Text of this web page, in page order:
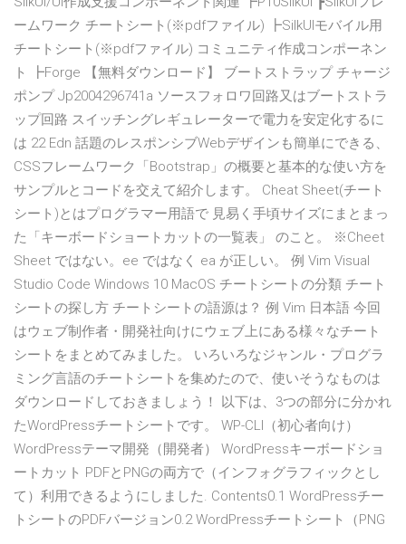
ームワーク チートシート(※pdfファイル) ┣SilkUIモバイル用
チートシート(※pdfファイル) コミュニティ作成コンポーネン
ト ┣Forge 【無料ダウンロード】 ブートストラップ チャージ
ポンプ Jp2004296741a ソースフォロワ回路又はブートストラ
ップ回路 スイッチングレギュレーターで電力を安定化するに
は 22 Edn 話題のレスポンシブWebデザインも簡単にできる、
CSSフレームワーク「Bootstrap」の概要と基本的な使い方を
サンプルとコードを交えて紹介します。 Cheat Sheet(チート
シート)とはプログラマー用語で 見易く手頃サイズにまとまっ
た「キーボードショートカットの一覧表」 のこと。 ※Cheet
Sheet ではない。ee ではなく ea が正しい。 例 Vim Visual
Studio Code Windows 10 MacOS チートシートの分類 チート
シートの探し方 チートシートの語源は？ 例 Vim 日本語 今回
はウェブ制作者・開発社向けにウェブ上にある様々なチート
シートをまとめてみました。 いろいろなジャンル・プログラ
ミング言語のチートシートを集めたので、使いそうなものは
ダウンロードしておきましょう！ 以下は、3つの部分に分かれ
たWordPressチートシートです。 WP-CLI（初心者向け）
WordPressテーマ開発（開発者） WordPressキーボードショ
ートカット PDFとPNGの両方で（インフォグラフィックとし
て）利用できるようにしました. Contents0.1 WordPressチー
トシートのPDFバージョン0.2 WordPressチートシート（PNG